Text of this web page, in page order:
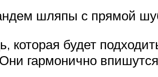
шляпы с прямой
которая будет
гармонично